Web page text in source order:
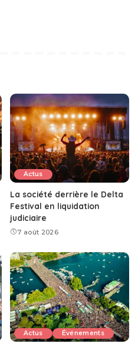
Actus
La société derrière le Delta
Festival en liquidation
judiciaire
7 août 2026
Actus Événements